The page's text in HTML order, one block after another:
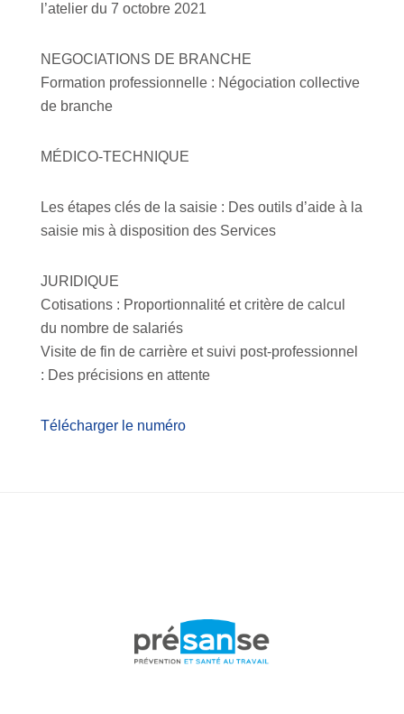
l’atelier du 7 octobre 2021
NEGOCIATIONS DE BRANCHE
Formation professionnelle : Négociation collective
de branche
MÉDICO-TECHNIQUE
Les étapes clés de la saisie : Des outils d’aide à la
saisie mis à disposition des Services
JURIDIQUE
Cotisations : Proportionnalité et critère de calcul
du nombre de salariés
Visite de fin de carrière et suivi post-professionnel
: Des précisions en attente
Télécharger le numéro